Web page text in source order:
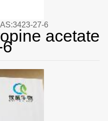
27-6
acetate